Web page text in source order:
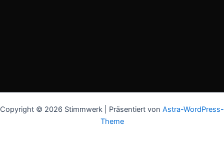
Copyright © 2026 Stimmwerk | Präsentiert von Astra-WordPress-
Theme